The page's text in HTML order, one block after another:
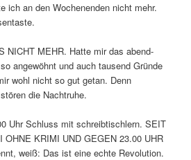
ich an den Wochenenden nicht mehr.
NICHT MEHR. Hatte mir das abend-
angewöhnt und auch tausend Gründe
wohl nicht so gut getan. Denn
die Nachtruhe.
Uhr Schluss mit schreibtischlern. SEIT
OHNE KRIMI UND GEGEN 23.00 UHR
weiß: Das ist eine echte Revolution.